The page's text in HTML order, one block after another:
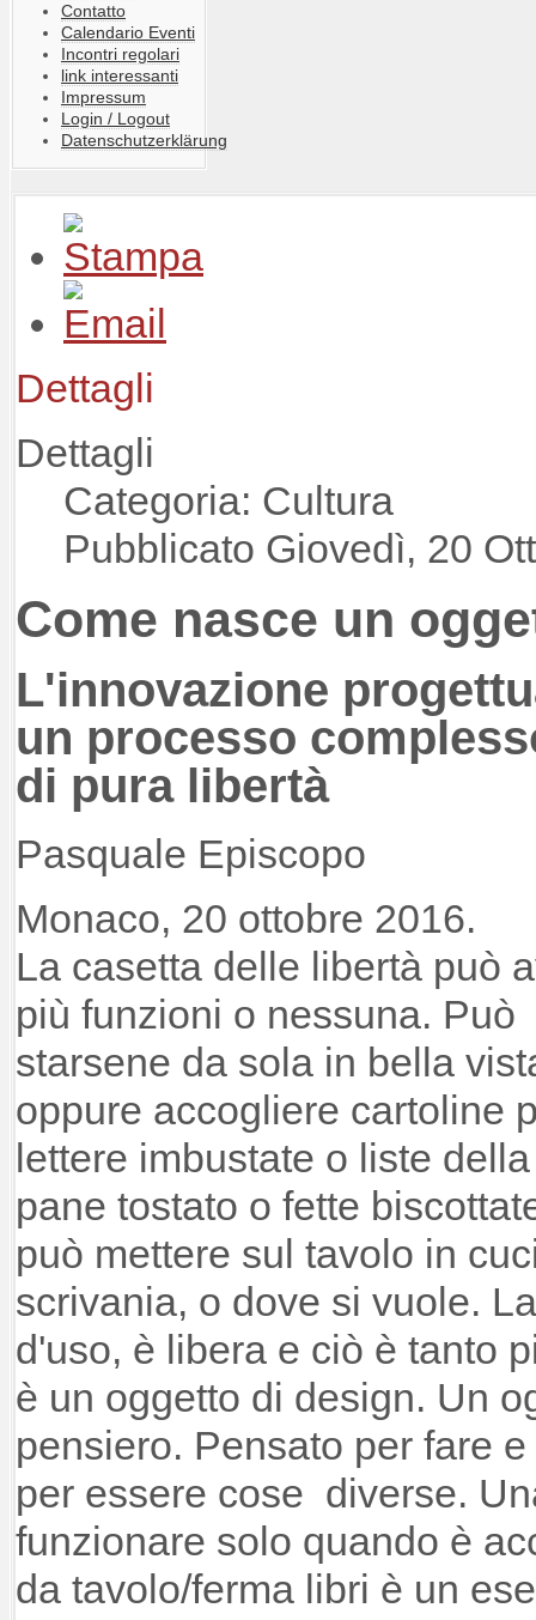
Contatto
Calendario Eventi
Incontri regolari
link interessanti
Impressum
Login / Logout
Datenschutzerklärung
Dettagli
Dettagli
Categoria: Cultura
Pubblicato Giovedì, 20
Come nasce un
L'innovazione
un processo
di pura libertà
Pasquale Episcopo
Monaco, 20 ottobre 2016.
La casetta delle libertà può
più funzioni o nessuna. Può
starsene da sola in bella
oppure accogliere cartoline
lettere imbustate o liste
pane tostato o fette
può mettere sul tavolo in
scrivania, o dove si vuole.
d'uso, è libera e ciò è tanto
è un oggetto di design. Un
pensiero. Pensato per fare
per essere cose diverse.
funzionare solo quando è
da tavolo/ferma libri è un